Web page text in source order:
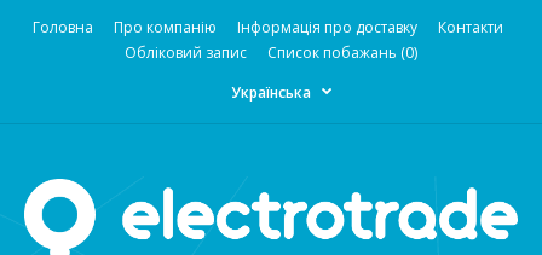
Головна Про компанію Інформація про доставку
Контакти
Обліковий запис
Список побажань (0)
Українська